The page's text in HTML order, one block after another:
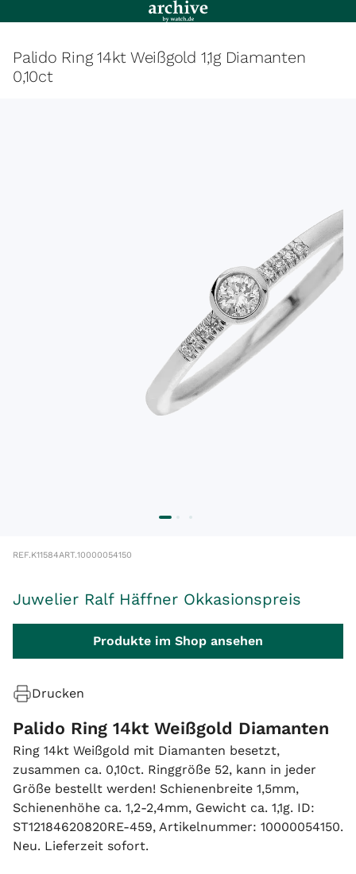
Palido Ring 14kt Weißgold 1,1g Diamanten
0,10ct
REF.K11584ART.10000054150
Juwelier Ralf Häffner Okkasionspreis
Produkte im Shop ansehen
Drucken
Palido Ring 14kt Weißgold Diamanten
Ring 14kt Weißgold mit Diamanten besetzt,
zusammen ca. 0,10ct. Ringgröße 52, kann in jeder
Größe bestellt werden! Schienenbreite 1,5mm,
Schienenhöhe ca. 1,2-2,4mm, Gewicht ca. 1,1g. ID:
ST12184620820RE-459, Artikelnummer: 10000054150.
Neu. Lieferzeit sofort.